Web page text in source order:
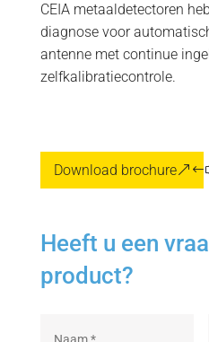
CEIA metaaldetectoren
diagnose voor
antenne met continue
zelfkalibratiecontrole.
Download brochure
Heeft u een
product?